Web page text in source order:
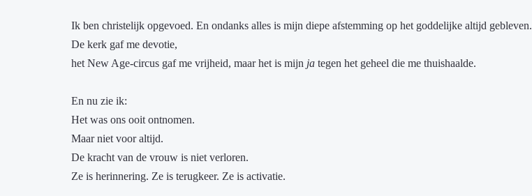
Ik ben christelijk opgevoed. En ondanks alles is mijn diepe afstemming op het goddelijke altijd gebleven.
De kerk gaf me devotie,
het New Age-circus gaf me vrijheid, maar het is mijn ja tegen het geheel die me thuishaalde.
En nu zie ik:
Het was ons ooit ontnomen.
Maar niet voor altijd.
De kracht van de vrouw is niet verloren.
Ze is herinnering. Ze is terugkeer. Ze is activatie.